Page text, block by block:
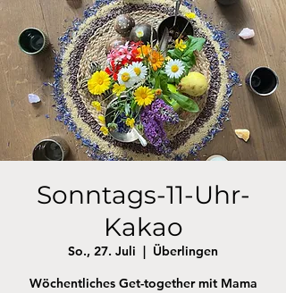
Sonntags-11-Uhr-
Kakao
So., 27. Juli
  |
Überlingen
Wöchentliches Get-together mit Mama